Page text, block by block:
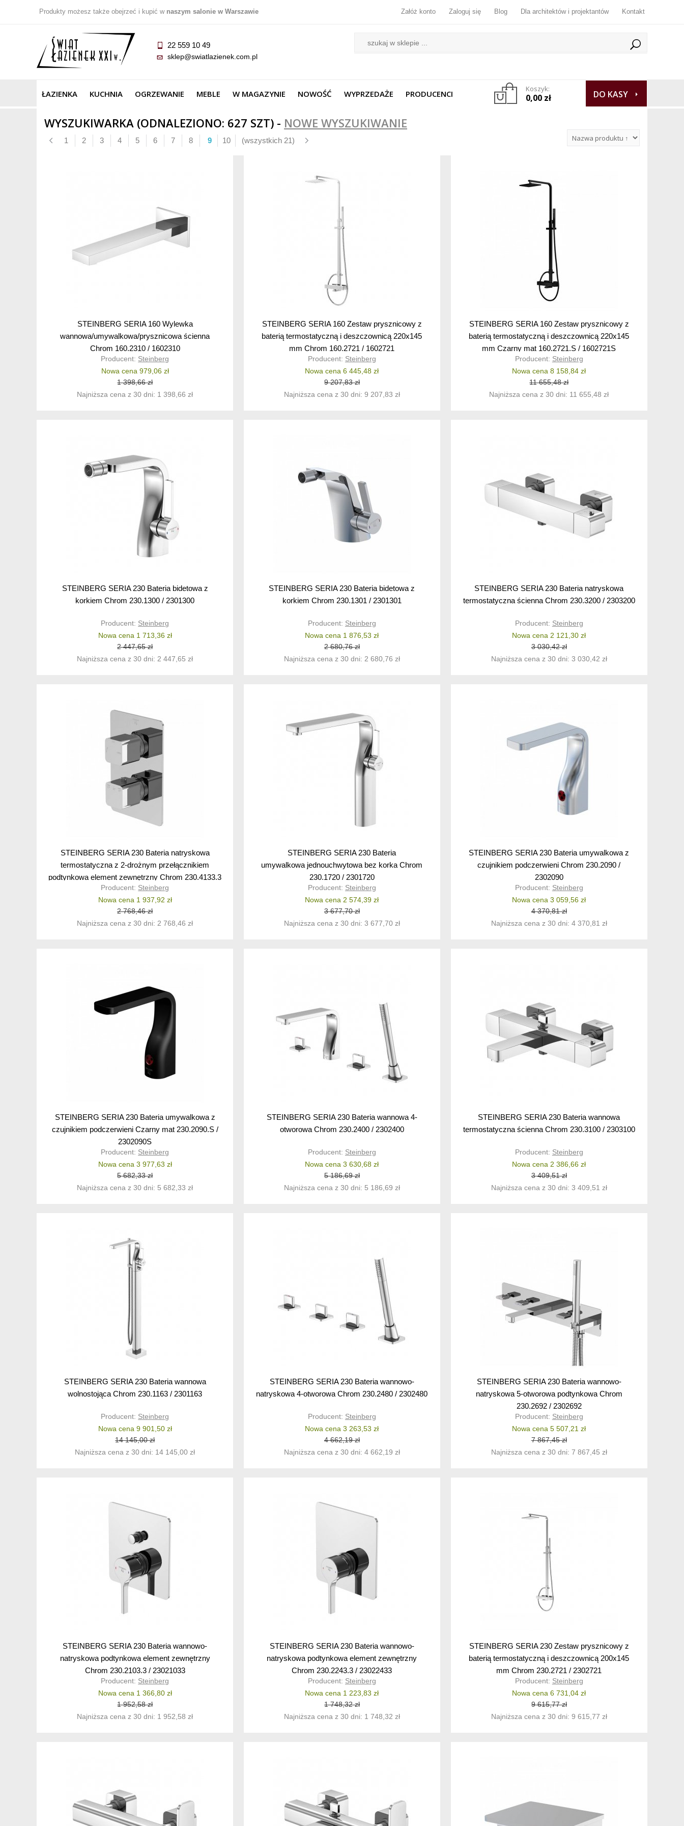
Produkty możesz także obejrzeć i kupić w naszym salonie w Warszawie Załóż konto Zaloguj się Blog Dla architektów i projektantów Kontakt
22 559 10 49
sklep@swiatlazienek.com.pl
ŁAZIENKA KUCHNIA OGRZEWANIE MEBLE W MAGAZYNIE NOWOŚĆ WYPRZEDAŻE PRODUCENCI Koszyk:
0,00 zł DO KASY
WYSZUKIWARKA (ODNALEZIONO: 627 SZT) - NOWE WYSZUKIWANIE
1 2 3 4 5 6 7 8 9 10 (wszystkich 21)
STEINBERG SERIA 160 Wylewka
wannowa/umywalkowa/prysznicowa ścienna
Chrom 160.2310 / 1602310
Producent: Steinberg
Nowa cena 979,06 zł
1 398,66 zł
Najniższa cena z 30 dni: 1 398,66 zł
STEINBERG SERIA 160 Zestaw prysznicowy z
baterią termostatyczną i deszczownicą 220x145
mm Chrom 160.2721 / 1602721
Producent: Steinberg
Nowa cena 6 445,48 zł
9 207,83 zł
Najniższa cena z 30 dni: 9 207,83 zł
STEINBERG SERIA 160 Zestaw prysznicowy z
baterią termostatyczną i deszczownicą 220x145
mm Czarny mat 160.2721.S / 1602721S
Producent: Steinberg
Nowa cena 8 158,84 zł
11 655,48 zł
Najniższa cena z 30 dni: 11 655,48 zł
STEINBERG SERIA 230 Bateria bidetowa z
korkiem Chrom 230.1300 / 2301300
Producent: Steinberg
Nowa cena 1 713,36 zł
2 447,65 zł
Najniższa cena z 30 dni: 2 447,65 zł
STEINBERG SERIA 230 Bateria bidetowa z
korkiem Chrom 230.1301 / 2301301
Producent: Steinberg
Nowa cena 1 876,53 zł
2 680,76 zł
Najniższa cena z 30 dni: 2 680,76 zł
STEINBERG SERIA 230 Bateria natryskowa
termostatyczna ścienna Chrom 230.3200 / 2303200
Producent: Steinberg
Nowa cena 2 121,30 zł
3 030,42 zł
Najniższa cena z 30 dni: 3 030,42 zł
STEINBERG SERIA 230 Bateria natryskowa
termostatyczna z 2-drożnym przełącznikiem
podtynkowa element zewnętrzny Chrom 230.4133.3
/ 23041333
Producent: Steinberg
Nowa cena 1 937,92 zł
2 768,46 zł
Najniższa cena z 30 dni: 2 768,46 zł
STEINBERG SERIA 230 Bateria
umywalkowa jednouchwytowa bez korka Chrom
230.1720 / 2301720
Producent: Steinberg
Nowa cena 2 574,39 zł
3 677,70 zł
Najniższa cena z 30 dni: 3 677,70 zł
STEINBERG SERIA 230 Bateria umywalkowa z
czujnikiem podczerwieni Chrom 230.2090 /
2302090
Producent: Steinberg
Nowa cena 3 059,56 zł
4 370,81 zł
Najniższa cena z 30 dni: 4 370,81 zł
STEINBERG SERIA 230 Bateria umywalkowa z
czujnikiem podczerwieni Czarny mat 230.2090.S /
2302090S
Producent: Steinberg
Nowa cena 3 977,63 zł
5 682,33 zł
Najniższa cena z 30 dni: 5 682,33 zł
STEINBERG SERIA 230 Bateria wannowa 4-
otworowa Chrom 230.2400 / 2302400
Producent: Steinberg
Nowa cena 3 630,68 zł
5 186,69 zł
Najniższa cena z 30 dni: 5 186,69 zł
STEINBERG SERIA 230 Bateria wannowa
termostatyczna ścienna Chrom 230.3100 / 2303100
Producent: Steinberg
Nowa cena 2 386,66 zł
3 409,51 zł
Najniższa cena z 30 dni: 3 409,51 zł
STEINBERG SERIA 230 Bateria wannowa
wolnostojąca Chrom 230.1163 / 2301163
Producent: Steinberg
Nowa cena 9 901,50 zł
14 145,00 zł
Najniższa cena z 30 dni: 14 145,00 zł
STEINBERG SERIA 230 Bateria wannowo-
natryskowa 4-otworowa Chrom 230.2480 / 2302480
Producent: Steinberg
Nowa cena 3 263,53 zł
4 662,19 zł
Najniższa cena z 30 dni: 4 662,19 zł
STEINBERG SERIA 230 Bateria wannowo-
natryskowa 5-otworowa podtynkowa Chrom
230.2692 / 2302692
Producent: Steinberg
Nowa cena 5 507,21 zł
7 867,45 zł
Najniższa cena z 30 dni: 7 867,45 zł
STEINBERG SERIA 230 Bateria wannowo-
natryskowa podtynkowa element zewnętrzny
Chrom 230.2103.3 / 23021033
Producent: Steinberg
Nowa cena 1 366,80 zł
1 952,58 zł
Najniższa cena z 30 dni: 1 952,58 zł
STEINBERG SERIA 230 Bateria wannowo-
natryskowa podtynkowa element zewnętrzny
Chrom 230.2243.3 / 23022433
Producent: Steinberg
Nowa cena 1 223,83 zł
1 748,32 zł
Najniższa cena z 30 dni: 1 748,32 zł
STEINBERG SERIA 230 Zestaw prysznicowy z
baterią termostatyczną i deszczownicą 200x145
mm Chrom 230.2721 / 2302721
Producent: Steinberg
Nowa cena 6 731,04 zł
9 615,77 zł
Najniższa cena z 30 dni: 9 615,77 zł